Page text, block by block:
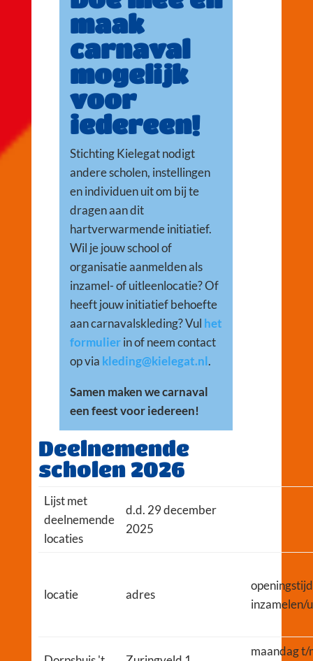
maak
carnaval
mogelijk
voor
iedereen!
Stichting Kielegat nodigt
andere scholen, instellingen
en individuen uit om bij te
dragen aan dit
hartverwarmende initiatief.
Wil je jouw school of
organisatie aanmelden als
inzamel- of uitleenlocatie? Of
heeft jouw initiatief behoefte
aan carnavalskleding? Vul het
formulierin of neem contact
op via kleding@kielegat.nl.
Samen maken we carnaval
een feest voor iedereen!
Deelnemende
scholen 2026
Lijst met
deelnemende
locaties
d.d. 29 december
2025
locatie adres
inzamelen/
maandag t/